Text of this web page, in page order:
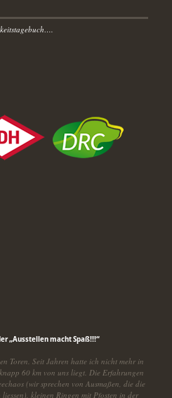
„Ausstellen macht Spaß!!!“
Toren. Seit Jahren hatte ich nicht mehr in
60 km von uns liegt. Die Erfahrungen
(wir sprechen von Ausmaßen, die die
kleinen Ringen mit Pfosten in der